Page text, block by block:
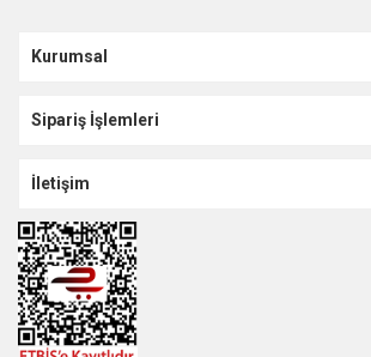
Kurumsal
Sipariş İşlemleri
İletişim